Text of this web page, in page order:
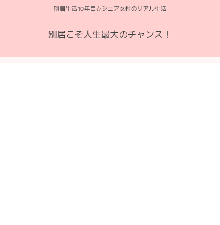
別居生活10年目☆シニア女性のリアル生活
別居こそ人生最大のチャンス！